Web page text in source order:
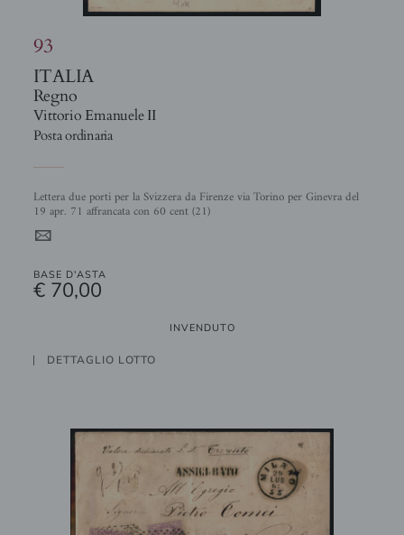
93
ITALIA
Regno
Vittorio Emanuele II
Posta ordinaria
Lettera due porti per la Svizzera da Firenze via Torino per Ginevra del
19 apr. 71 affrancata con 60 cent (21)
4
BASE D'ASTA
€ 70,00
INVENDUTO
DETTAGLIO LOTTO